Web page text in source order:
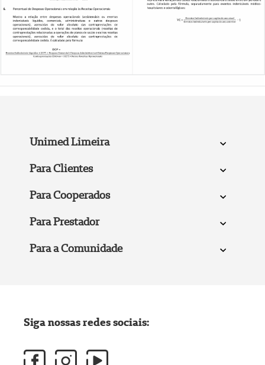
Unimed Limeira
Para Clientes
Para Cooperados
Para Prestador
Para a Comunidade
Siga nossas redes sociais: